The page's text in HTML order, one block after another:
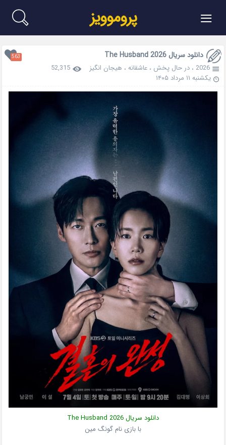
≡ پروموویز
دانلود سریال The Husband 2026 563
2026 ،در حال پخش ،عاشقانه ، هیجان انگیز
52,315
یکشنبه ۱۱ مرداد ۱۴۰۵
دانلود سریال The Husband 2026
با بازی نام گونگ مین